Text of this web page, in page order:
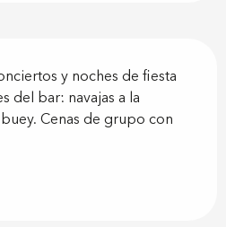
y noches de fiesta
del bar: navajas a la
Cenas de grupo con